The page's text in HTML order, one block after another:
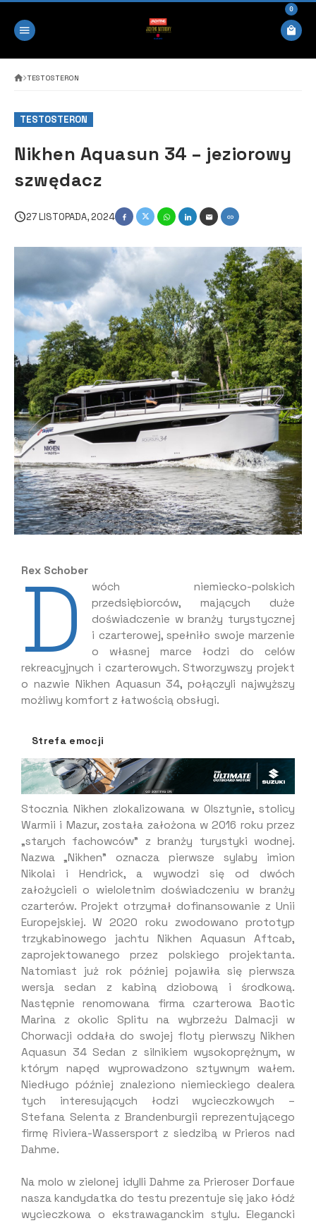
0
TESTOSTERON
TESTOSTERON
Nikhen Aquasun 34 – jeziorowy
szwędacz
27 LISTOPADA, 2024
Rex Schober
D
wóch niemiecko-polskich
przedsiębiorców, mających duże
doświadczenie w branży turystycznej
i czarterowej, spełniło swoje marzenie
o własnej marce łodzi do celów
rekreacyjnych i czarterowych. Stworzywszy projekt
o nazwie Nikhen Aquasun 34, połączyli najwyższy
możliwy komfort z łatwością obsługi.
Strefa emocji
Stocznia Nikhen zlokalizowana w Olsztynie, stolicy
Warmii i Mazur, została założona w 2016 roku przez
„starych fachowców” z branży turystyki wodnej.
Nazwa „Nikhen” oznacza pierwsze sylaby imion
Nikolai i Hendrick, a wywodzi się od dwóch
założycieli o wieloletnim doświadczeniu w branży
czarterów. Projekt otrzymał dofinansowanie z Unii
Europejskiej. W 2020 roku zwodowano prototyp
trzykabinowego jachtu Nikhen Aquasun Aftcab,
zaprojektowanego przez polskiego projektanta.
Natomiast już rok później pojawiła się pierwsza
wersja sedan z kabiną dziobową i środkową.
Następnie renomowana firma czarterowa Baotic
Marina z okolic Splitu na wybrzeżu Dalmacji w
Chorwacji oddała do swojej floty pierwszy Nikhen
Aquasun 34 Sedan z silnikiem wysokoprężnym, w
którym napęd wyprowadzono sztywnym wałem.
Niedługo później znaleziono niemieckiego dealera
tych interesujących łodzi wycieczkowych –
Stefana Selenta z Brandenburgii reprezentującego
firmę Riviera-Wassersport z siedzibą w Prieros nad
Dahme.
Na molo w zielonej idylli Dahme za Prieroser Dorfaue
nasza kandydatka do testu prezentuje się jako łódź
wycieczkowa o ekstrawaganckim stylu. Elegancki